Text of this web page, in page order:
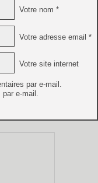
Votre nom *
Votre adresse email *
Votre site internet
par e-mail.
par e-mail.